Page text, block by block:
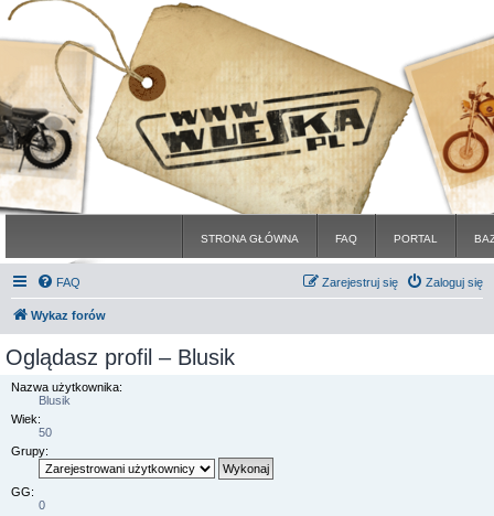
STRONA GŁÓWNA FAQ PORTAL
FAQ Zaloguj się
Zarejestruj się
Wykaz forów
Oglądasz profil – Blusik
Nazwa użytkownika:
Blusik
Wiek:
50
Grupy:
GG:
0